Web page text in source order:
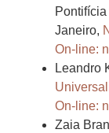
Janeiro,
On-line:
Leandro
On-line:
Zaia